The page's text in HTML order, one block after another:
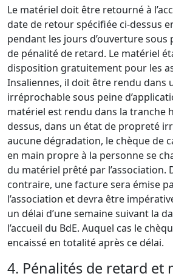
Le matériel doit être retourné à
date de retour spécifiée ci-dessus
pendant les jours d’ouverture sous
de pénalité de retard. Le matériel
disposition gratuitement pour les
Insaliennes, il doit être rendu dans
irréprochable sous peine
matériel est rendu dans la tranche
dessus, dans un état de propreté
aucune dégradation, le chèque de
en main propre à la personne se
du matériel prêté par l’association.
contraire, une facture sera émise
l’association et devra être
un délai d’une semaine suivant la
l’accueil du BdE. Auquel cas le
encaissé en totalité après ce délai.
4. Pénalités de retard et